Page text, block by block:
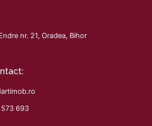
nr. 21, Oradea, Bihor
693